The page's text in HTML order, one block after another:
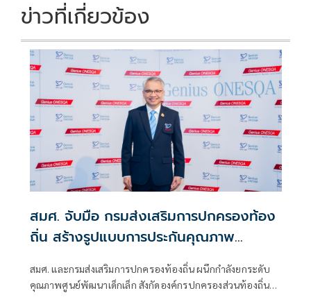
ข่าวที่เกี่ยวข้อง
สมศ. จับมือ กรมส่งเสริมการปกครองท้อง
ถิ่น สร้างรูปแบบการประกันคุณภาพ
ภายนอกเชิงพื้นที่ ปักหมุดยกระดับคุณภาพ
ศูนย์พัฒนาเด็กเล็กสังกัด อปท.
สมศ. และกรมส่งเสริมการปกครองท้องถิ่น ผนึกกำลังยกระดับ
คุณภาพศูนย์พัฒนาเด็กเล็ก สังกัดองค์กรปกครองส่วนท้องถิ่น